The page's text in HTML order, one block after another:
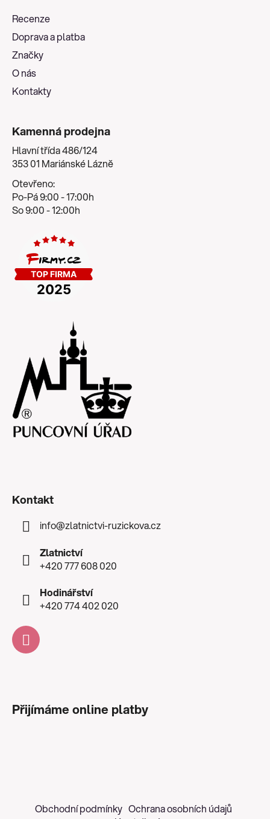
Recenze
Doprava a platba
Značky
O nás
Kontakty
Kamenná prodejna
Hlavní třída 486/124
353 01 Mariánské Lázně
Otevřeno:
Po-Pá 9:00 - 17:00h
So 9:00 - 12:00h
Kontakt
info@zlatnictvi-ruzickova.cz
Zlatnictví
+420 777 608 020
Hodinářství
+420 774 402 020
Přijímáme online platby
Obchodní podmínky Ochrana osobních údajů